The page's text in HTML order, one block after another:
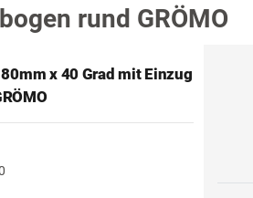
rund GRÖMO
x 40 Grad mit Einzug